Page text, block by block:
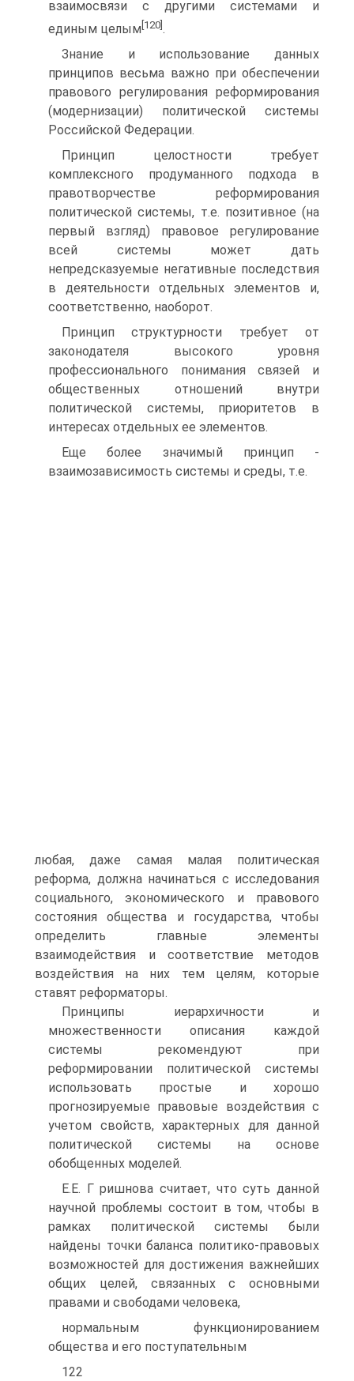
взаимосвязи с другими системами и
единым целым [120] .
Знание и использование данных
принципов весьма важно при обеспечении
правового регулирования реформирования
(модернизации) политической системы
Российской Федерации.
Принцип целостности требует
комплексного продуманного подхода в
правотворчестве реформирования
политической системы, т.е. позитивное (на
первый взгляд) правовое регулирование
всей системы может дать
непредсказуемые негативные последствия
в деятельности отдельных элементов и,
соответственно, наоборот.
Принцип структурности требует от
законодателя высокого уровня
профессионального понимания связей и
общественных отношений внутри
политической системы, приоритетов в
интересах отдельных ее элементов.
Еще более значимый принцип -
взаимозависимость системы и среды, т.е.
любая, даже самая малая политическая
реформа, должна начинаться с исследования
социального, экономического и правового
состояния общества и государства, чтобы
определить главные элементы
взаимодействия и соответствие методов
воздействия на них тем целям, которые
ставят реформаторы.
Принципы иерархичности и
множественности описания каждой
системы рекомендуют при
реформировании политической системы
использовать простые и хорошо
прогнозируемые правовые воздействия с
учетом свойств, характерных для данной
политической системы на основе
обобщенных моделей.
Е.Е. Г ришнова считает, что суть данной
научной проблемы состоит в том, чтобы в
рамках политической системы были
найдены точки баланса политико-правовых
возможностей для достижения важнейших
общих целей, связанных с основными
правами и свободами человека,
нормальным функционированием
общества и его поступательным
122